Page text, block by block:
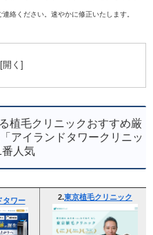
連絡ください。速やかに修正いたします。
植毛クリニックおすすめ厳
アイランドタワークリニッ
番人気
タワー 2.東京植毛クリニック